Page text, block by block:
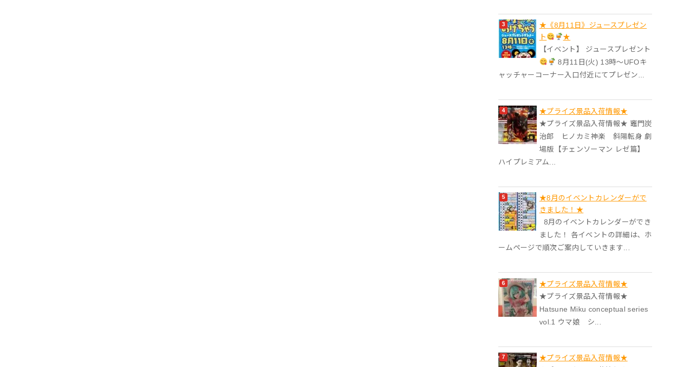
★《8月11日》ジュースプレゼン
ト
★
【イベント】 ジュースプレゼント
8月11日(火) 13時〜UFOキ
ャッチャーコーナー入口付近にてプレゼン...
★プライズ景品入荷情報★
★プライズ景品入荷情報★ 竈門炭
治郎 ヒノカミ神楽 斜陽転身 劇
場版【チェンソーマン レゼ篇】
ハイプレミアム...
★8月のイベントカレンダーがで
きました！★
8月のイベントカレンダーができ
ました！ 各イベントの詳細は、ホ
ームページで順次ご案内していきます...
★プライズ景品入荷情報★
★プライズ景品入荷情報★
Hatsune Miku conceptual series
vol.1 ウマ娘 シ...
★プライズ景品入荷情報★